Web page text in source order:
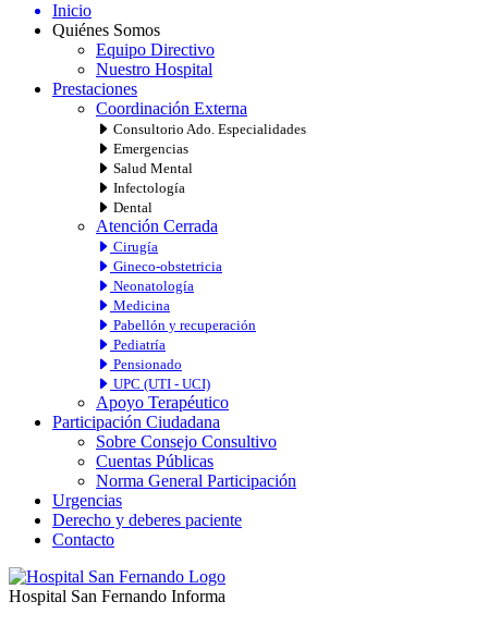
Inicio
Quiénes Somos
Equipo Directivo
Nuestro Hospital
Prestaciones
Coordinación Externa
Consultorio Ado. Especialidades
Emergencias
Salud Mental
Infectología
Dental
Atención Cerrada
Cirugía
Gineco-obstetricia
Neonatología
Medicina
Pabellón y recuperación
Pediatría
Pensionado
UPC (UTI - UCI)
Apoyo Terapéutico
Participación Ciudadana
Sobre Consejo Consultivo
Cuentas Públicas
Norma General Participación
Urgencias
Derecho y deberes paciente
Contacto
Hospital San Fernando Informa